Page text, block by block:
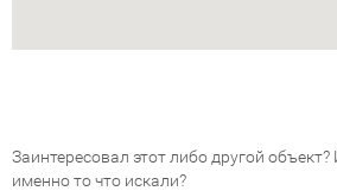
Заинтересовал этот либо другой
именно то что искали?